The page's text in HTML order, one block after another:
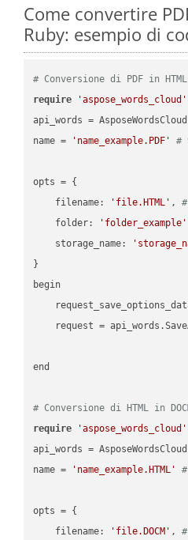
Come convertire
Ruby: esempio di
# Conversione di PDF in HTML
require
'aspose_words_cloud'
api_words =
name =
'name_example.PDF' #
opts = {
    filename:
'file.HTML' ,
    folder:
'folder_example'
    storage_name:
}
begin
request =
end
# Conversione di HTML in
require
'aspose_words_cloud'
api_words =
name =
'name_example.HTML'
opts = {
    filename:
'file.DOCM' ,